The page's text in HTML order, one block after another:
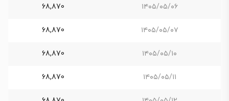
۱۴۰۵/۰۵/۰۶ 68,870
۱۴۰۵/۰۵/۰۷ 68,870
۱۴۰۵/۰۵/۱۰ 68,870
۱۴۰۵/۰۵/۱۱ 68,870